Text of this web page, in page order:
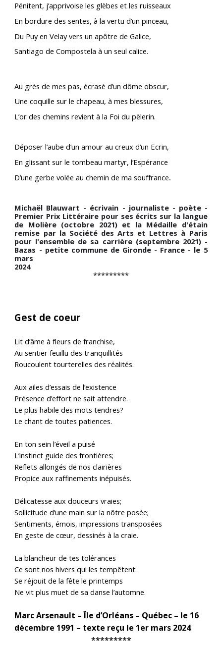
Pénitent, j’apprivoise les glèbes et les ruisseaux
En bordure des sentes, à la vertu d’un pinceau,
Du Puy en Velay vers un apôtre de Galice,
Santiago de Compostela à un seul calice.
Au grès de mes pas, écrasé d’un dôme obscur,
Une coquille sur le chapeau, à mes blessures,
L’or des chemins revient à la Foi du pèlerin.
Déposer l’aube d’un amour au creux d’un Ecrin,
En glissant sur le tombeau martyr, l’Espérance
D’une gerbe volée au chemin de ma souffrance.
Michaël Blauwart - écrivain - journaliste - poète -
Premier Prix Littéraire pour ses écrits sur la langue
de Molière (octobre 2021) et la Médaille d'étain
remise par la Société des Arts et Lettres à Paris
pour l'ensemble de sa carrière (septembre 2021) -
Bazas - petite commune de Gironde - France - le 5
mars
2024
*********
Gest de coeur
Lit d’âme à fleurs de franchise,
Au sentier feuillu des tranquillités
Roucoulent tourterelles des réalités.
Aux ailes d’essais de l’existence
Présence d’effort ne sait attendre.
Le plus habile des mots tendres?
Le chant de toutes patiences.
En ton sein l’éveil a puisé
L’instinct guide des frontières;
Reflets allongés de nos clairières
Propice aux raffinements inépuisés.
Délicatesse aux douceurs vraies;
Sollicitude d’une main sur la nôtre posée;
Sentiments, émois, impressions transposées
En geste de cœur, dessinés à la craie.
La blancheur de tes tolérances
Ce sont nos hivers qui les tempêtent.
Se réjouit de la fête le printemps
Ne vit plus muet de sa danse l’automne.
Marc Arsenault – Île d’Orléans – Québec – le 16
décembre 1991 – texte reçu le 1er mars 2024
*********